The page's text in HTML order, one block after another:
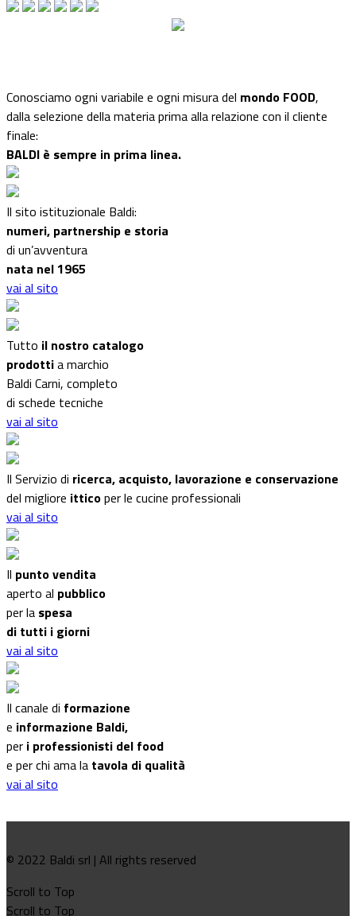
Conosciamo ogni variabile e ogni misura del mondo FOOD,
dalla selezione della materia prima alla relazione con il cliente
finale:
BALDI è sempre in prima linea.
Il sito istituzionale Baldi:
numeri, partnership e storia
di un’avventura
nata nel 1965
vai al sito
Tutto il nostro catalogo
prodottia marchio
Baldi Carni, completo
di schede tecniche
vai al sito
Il Servizio di ricerca, acquisto, lavorazione e conservazione
del migliore itticoper le cucine professionali
vai al sito
Il punto vendita
aperto al pubblico
per la spesa
di tutti i giorni
vai al sito
Il canale di formazione
e informazione Baldi,
per i professionisti del food
e per chi ama la tavola di qualità
vai al sito
© 2022 Baldi srl | All rights reserved
Scroll to Top
Scroll to Top